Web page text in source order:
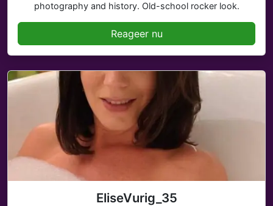
photography and history. Old-school rocker look.
Reageer nu
EliseVurig_35